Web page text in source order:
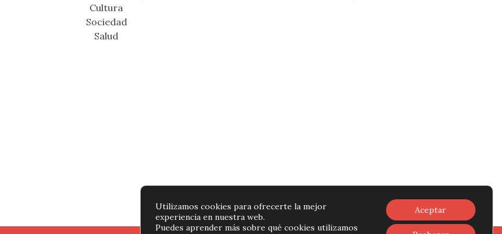
Cultura
Sociedad
Salud
Utilizamos cookies para ofrecerte la mejor
experiencia en nuestra web.
Puedes aprender más sobre qué cookies utilizamos
Aceptar